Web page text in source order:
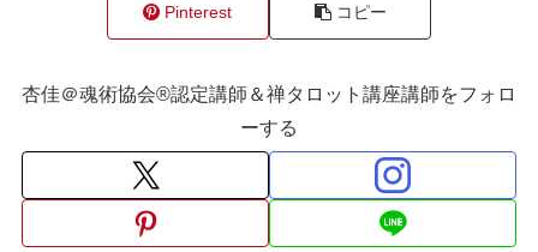
Pinterest コピー
杏佳＠魂術協会®認定講師＆禅タロット講座講師をフォロ
ーする